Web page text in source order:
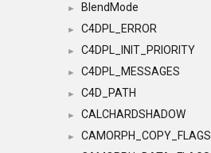
► BlendMode
► C4DPL_ERROR
► C4DPL_INIT_PRIORITY
► C4DPL_MESSAGES
► C4D_PATH
► CALCHARDSHADOW
►
CAMORPH_COPY_FLAGS